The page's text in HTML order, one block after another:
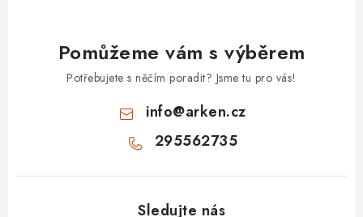
Pomůžeme vám s výběrem
Potřebujete s něčím poradit? Jsme tu pro vás!
info@arken.cz
295562735